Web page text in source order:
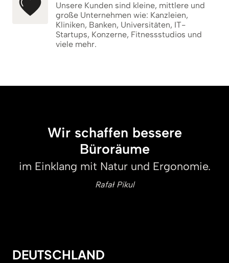
Unsere Kunden sind kleine, mittlere und
große Unternehmen wie: Kanzleien,
Kliniken, Banken, Universitäten, IT-
Startups, Konzerne, Fitnessstudios und
viele mehr.
Wir schaffen bessere
Büroräume
im Einklang mit Natur und Ergonomie.
Rafał Pikul
DEUTSCHLAND